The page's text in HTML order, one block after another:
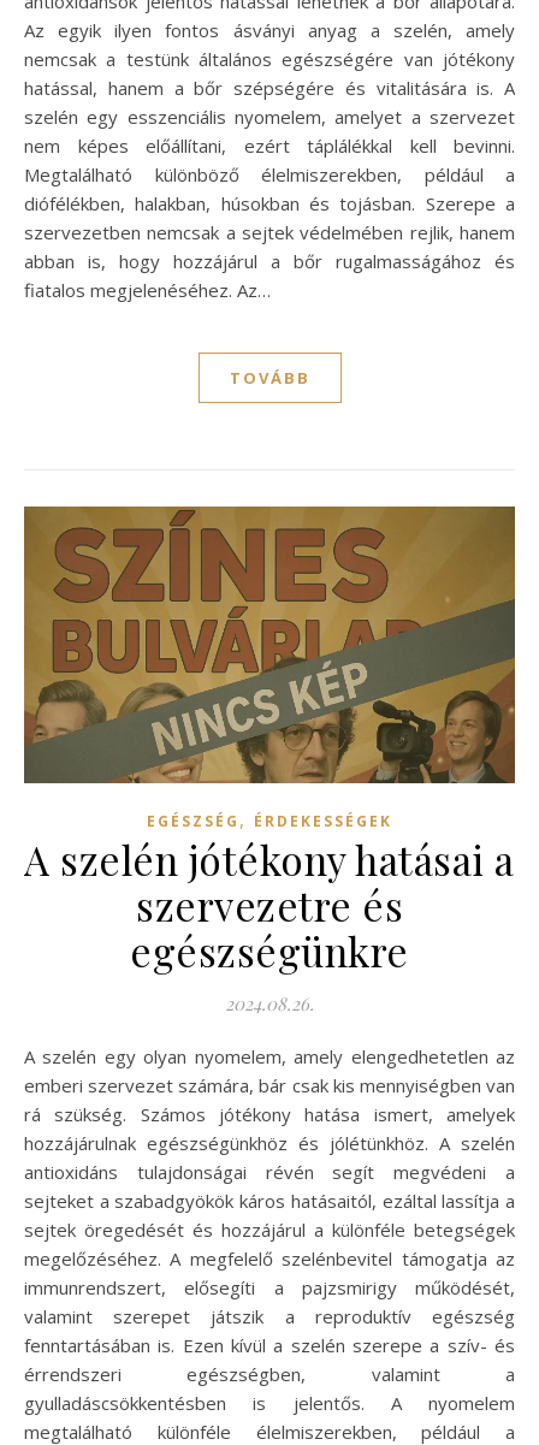
Az egyik ilyen fontos ásványi anyag a szelén, amely
nemcsak a testünk általános egészségére van jótékony
hatással, hanem a bőr szépségére és vitalitására is. A
szelén egy esszenciális nyomelem, amelyet a szervezet
nem képes előállítani, ezért táplálékkal kell bevinni.
Megtalálható különböző élelmiszerekben, például a
diófélékben, halakban, húsokban és tojásban. Szerepe a
szervezetben nemcsak a sejtek védelmében rejlik, hanem
abban is, hogy hozzájárul a bőr rugalmasságához és
fiatalos megjelenéséhez. Az…
TOVÁBB
EGÉSZSÉG , ÉRDEKESSÉGEK
A szelén jótékony hatásai a
szervezetre és
egészségünkre
2024.08.26.
A szelén egy olyan nyomelem, amely elengedhetetlen az
emberi szervezet számára, bár csak kis mennyiségben van
rá szükség. Számos jótékony hatása ismert, amelyek
hozzájárulnak egészségünkhöz és jólétünkhöz. A szelén
antioxidáns tulajdonságai révén segít megvédeni a
sejteket a szabadgyökök káros hatásaitól, ezáltal lassítja a
sejtek öregedését és hozzájárul a különféle betegségek
megelőzéséhez. A megfelelő szelénbevitel támogatja az
immunrendszert, elősegíti a pajzsmirigy működését,
valamint szerepet játszik a reproduktív egészség
fenntartásában is. Ezen kívül a szelén szerepe a szív- és
érrendszeri egészségben, valamint a
gyulladáscsökkentésben is jelentős. A nyomelem
megtalálható különféle élelmiszerekben, például a